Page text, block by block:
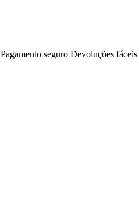
Pagamento seguro Devoluções fáceis